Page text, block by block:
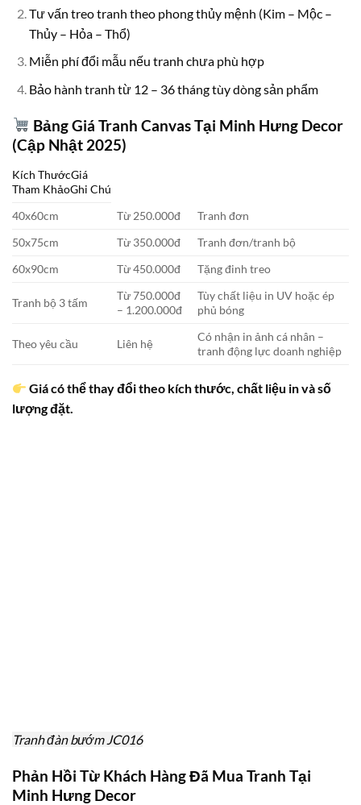
Tư vấn treo tranh theo phong thủy mệnh (Kim – Mộc –
Thủy – Hỏa – Thổ)
Miễn phí đổi mẫu nếu tranh chưa phù hợp
Bảo hành tranh từ 12 – 36 tháng tùy dòng sản phẩm
Bảng Giá Tranh Canvas Tại Minh Hưng Decor
(Cập Nhật 2025)
Kích ThướcGiá
Tham KhảoGhi Chú
40x60cm
Từ 250.000đ
Tranh đơn
50x75cm
Từ 350.000đ
Tranh đơn/tranh bộ
60x90cm
Từ 450.000đ Tặng đinh treo
Tranh bộ 3 tấm
Từ 750.000đ
– 1.200.000đ
Tùy chất liệu in UV hoặc ép
phủ bóng
Theo yêu cầu Liên hệ
Có nhận in ảnh cá nhân –
tranh động lực doanh nghiệp
Giá có thể thay đổi theo kích thước, chất liệu in và số
lượng đặt.
Tranh đàn bướm JC016
Phản Hồi Từ Khách Hàng Đã Mua Tranh Tại
Minh Hưng Decor